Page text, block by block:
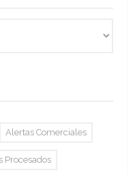
Alertas Comerciales
Procesados